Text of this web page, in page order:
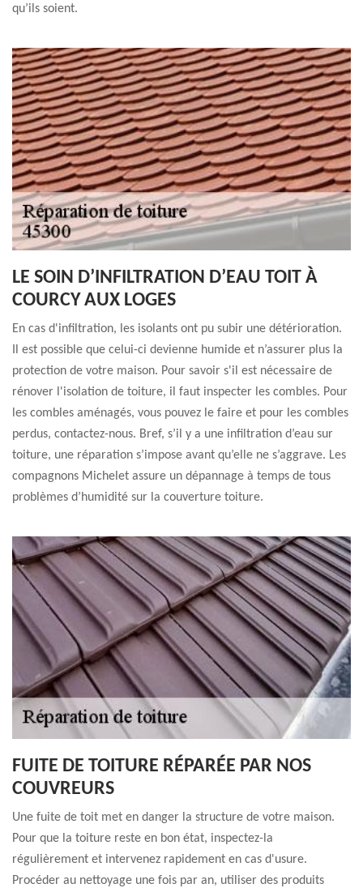
qu’ils soient.
LE SOIN D’INFILTRATION D’EAU TOIT À
COURCY AUX LOGES
En cas d'infiltration, les isolants ont pu subir une détérioration.
Il est possible que celui-ci devienne humide et n’assurer plus la
protection de votre maison. Pour savoir s'il est nécessaire de
rénover l'isolation de toiture, il faut inspecter les combles. Pour
les combles aménagés, vous pouvez le faire et pour les combles
perdus, contactez-nous. Bref, s’il y a une infiltration d’eau sur
toiture, une réparation s’impose avant qu’elle ne s’aggrave. Les
compagnons Michelet assure un dépannage à temps de tous
problèmes d’humidité sur la couverture toiture.
FUITE DE TOITURE RÉPARÉE PAR NOS
COUVREURS
Une fuite de toit met en danger la structure de votre maison.
Pour que la toiture reste en bon état, inspectez-la
régulièrement et intervenez rapidement en cas d'usure.
Procéder au nettoyage une fois par an, utiliser des produits